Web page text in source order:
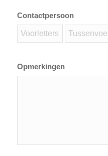
Contactpersoon
Opmerkingen